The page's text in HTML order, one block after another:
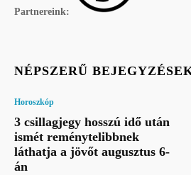
Partnereink:
NÉPSZERŰ
Horoszkóp
3 csillagjegy hosszú idő után
ismét reménytelibbnek
láthatja a jövőt augusztus 6-
án